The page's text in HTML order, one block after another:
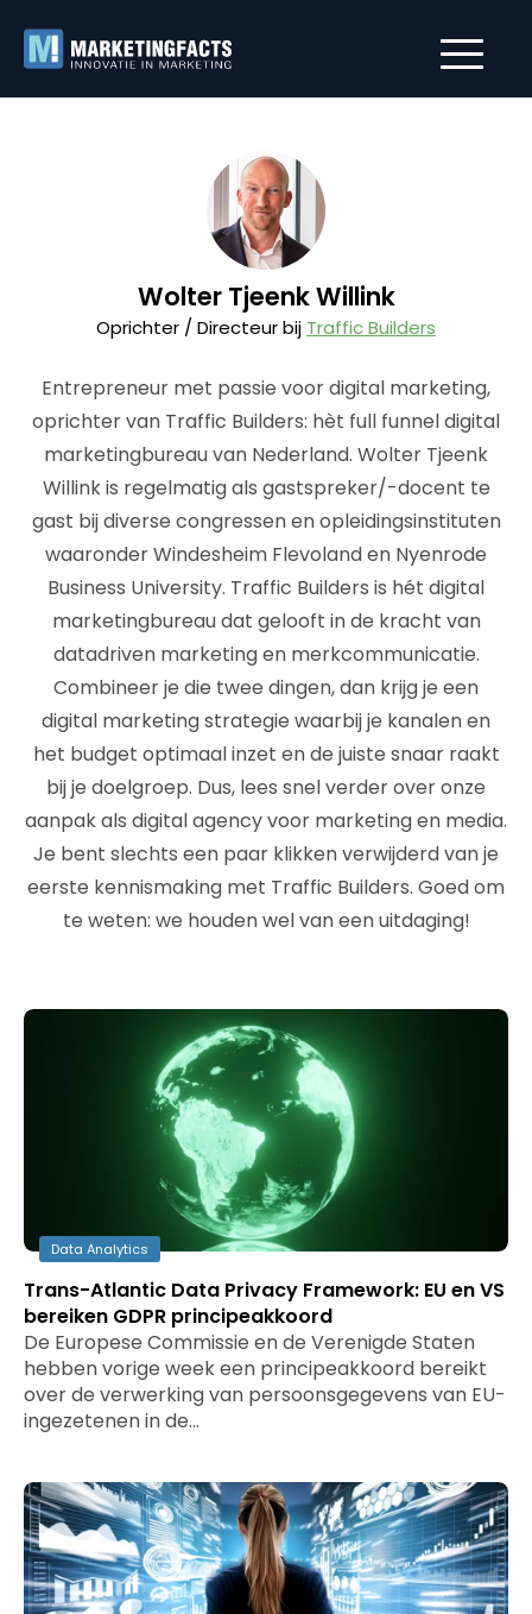
Wolter Tjeenk Willink
Oprichter / Directeur bij Traffic Builders
Entrepreneur met passie voor digital marketing,
oprichter van Traffic Builders: hèt full funnel digital
marketingbureau van Nederland. Wolter Tjeenk
Willink is regelmatig als gastspreker/-docent te
gast bij diverse congressen en opleidingsinstituten
waaronder Windesheim Flevoland en Nyenrode
Business University. Traffic Builders is hét digital
marketingbureau dat gelooft in de kracht van
datadriven marketing en merkcommunicatie.
Combineer je die twee dingen, dan krijg je een
digital marketing strategie waarbij je kanalen en
het budget optimaal inzet en de juiste snaar raakt
bij je doelgroep. Dus, lees snel verder over onze
aanpak als digital agency voor marketing en media.
Je bent slechts een paar klikken verwijderd van je
eerste kennismaking met Traffic Builders. Goed om
te weten: we houden wel van een uitdaging!
Data Analytics
Trans-Atlantic Data Privacy Framework: EU en VS
bereiken GDPR principeakkoord
De Europese Commissie en de Verenigde Staten
hebben vorige week een principeakkoord bereikt
over de verwerking van persoonsgegevens van EU-
ingezetenen in de…